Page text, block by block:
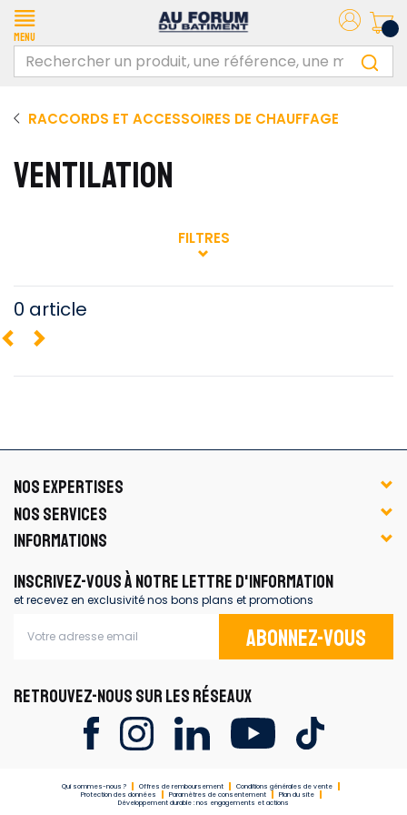
Menu
RACCORDS ET ACCESSOIRES DE CHAUFFAGE
VENTILATION
FILTRES
0 article
NOS EXPERTISES
NOS SERVICES
INFORMATIONS
INSCRIVEZ-VOUS À NOTRE LETTRE D'INFORMATION
et recevez en exclusivité nos bons plans et promotions
Abonnez-vous
RETROUVEZ-NOUS SUR LES RÉSEAUX
Qui sommes-nous ? Offres de remboursement
Conditions générales de vente
Protection des données
Paramètres de consentement
Plan du site
Développement durable : nos engagements et actions